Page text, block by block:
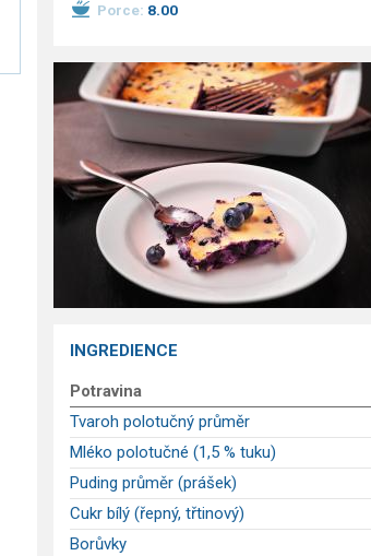
Porce: 8.00
INGREDIENCE
Potravina
Tvaroh polotučný průměr
Mléko polotučné (1,5 % tuku)
Puding průměr (prášek)
Cukr bílý (řepný, třtinový)
Borůvky